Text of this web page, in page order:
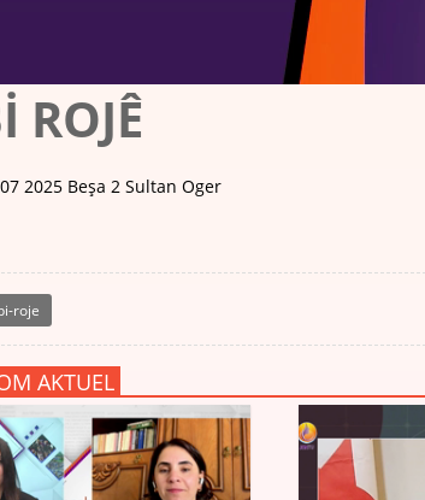
ROJÊ
2025 Beşa 2 Sultan Oger
roje
AKTUEL